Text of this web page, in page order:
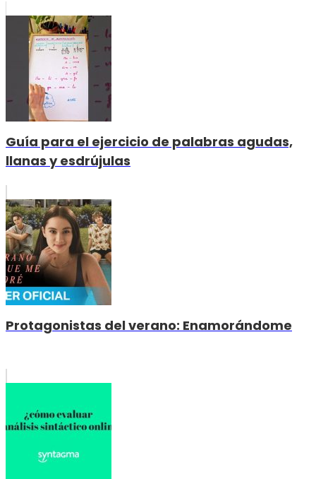
Guía para el ejercicio de palabras agudas,
llanas y esdrújulas
Protagonistas del verano: Enamorándome